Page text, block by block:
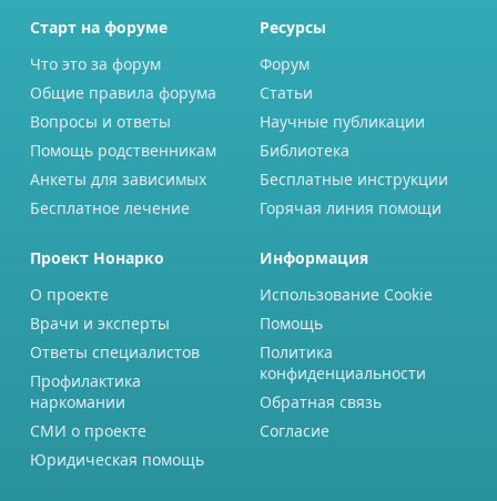
Старт на форуме
Что это за форум
Общие правила форума
Вопросы и ответы
Помощь родственникам
Анкеты для зависимых
Бесплатное лечение
Ресурсы
Форум
Статьи
Научные публикации
Библиотека
Бесплатные инструкции
Горячая линия помощи
Проект Нонарко
О проекте
Врачи и эксперты
Ответы специалистов
Профилактика
наркомании
СМИ о проекте
Юридическая помощь
Информация
Использование Cookie
Помощь
Политика
конфиденциальности
Обратная связь
Согласие